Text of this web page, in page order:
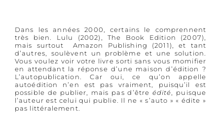
Dans les années 2000, certains le comprennent
très bien. Lulu (2002), The Book Edition (2007),
mais surtout Amazon Publishing (2011), et tant
d’autres, soulèvent un problème et une solution.
Vous voulez voir votre livre sorti sans vous momifier
en attendant la réponse d’une maison d’édition ?
L’autopublication. Car oui, ce qu’on appelle
autoédition n’en est pas vraiment, puisqu’il est
possible de publier, mais pas d’être édité , puisque
l’auteur est celui qui publie. Il ne « s’auto » « édite »
pas littéralement.